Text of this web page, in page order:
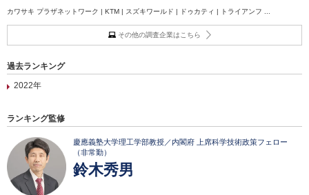
カワサキ プラザネットワーク | KTM | スズキワールド | ドゥカティ | トライアンフ ...
その他の調査企業はこちら
過去ランキング
2022年
ランキング監修
慶應義塾大学理工学部教授／内閣府 上席科学技術政策フェロー
（非常勤）
鈴木秀男